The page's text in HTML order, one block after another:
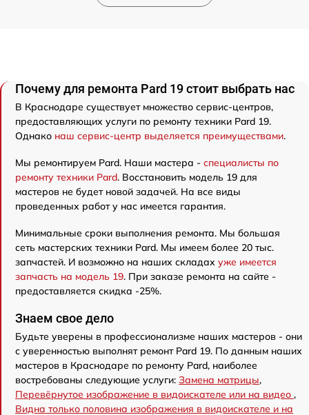
Почему для ремонта Pard 19 стоит выбрать нас
В Краснодаре существует множество сервис-центров,
предоставляющих услуги по ремонту техники Pard 19.
Однако наш сервис-центр выделяется преимуществами.
Мы ремонтируем Pard. Наши мастера - специалисты по
ремонту техники Pard. Восстановить модель 19 для
мастеров не будет новой задачей. На все виды
проведенных работ у нас имеется гарантия.
Минимальные сроки выполнения ремонта. Мы большая
сеть мастерских техники Pard. Мы имеем более 20 тыс.
запчастей. И возможно на наших складах уже имеется
запчасть на модель 19. При заказе ремонта на сайте -
предоставляется скидка -25%.
Знаем свое дело
Будьте уверены в профессионализме наших мастеров - они
с уверенностью выполнят ремонт Pard 19. По данным наших
мастеров в Краснодаре по ремонту Pard, наиболее
востребованы следующие услуги: Замена матрицы,
Перевёрнутое изображение в видоискателе или на видео ,
Видна только половина изображения в видоискателе и на